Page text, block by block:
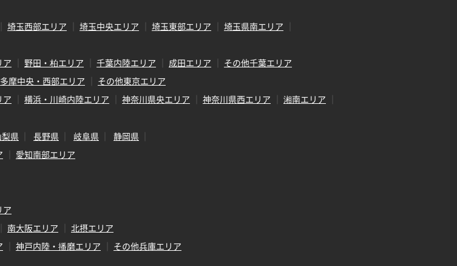
埼玉西部エリア 埼玉中央エリア 埼玉東部エリア
埼玉県南エリア
ア 野田・柏エリア 千葉内陸エリア 成田エリア
その他千葉エリア
多摩中央・西部エリア
その他東京エリア
ア 横浜・川崎内陸エリア 神奈川県央エリア 神奈川県西エリア
湘南エリア
梨県 長野県 岐阜県
静岡県
愛知南部エリア
ア
南大阪エリア
北摂エリア
神戸内陸・播磨エリア
その他兵庫エリア